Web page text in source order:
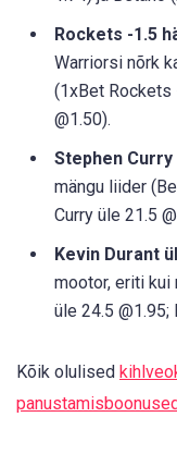
Rockets -1.5
Warriorsi nõrk
(1xBet Rockets
@1.50).
Stephen Curry
mängu liider
Curry üle 21.5
Kevin Durant
mootor, eriti kui
üle 24.5 @1.95;
Kõik olulised